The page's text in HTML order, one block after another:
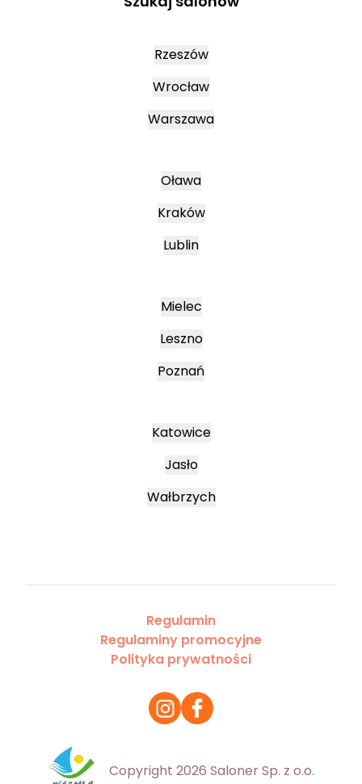
Rzeszów
Wrocław
Warszawa
Oława
Kraków
Lublin
Mielec
Leszno
Poznań
Katowice
Jasło
Wałbrzych
Regulamin
Regulaminy promocyjne
Polityka prywatności
Copyright 2026 Saloner Sp. z o.o.